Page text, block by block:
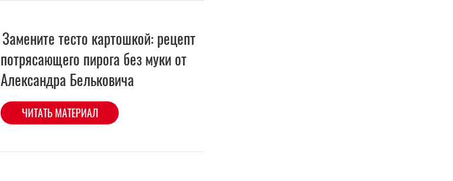
Замените тесто картошкой: рецепт
потрясающего пирога без муки от
Александра Бельковича
ЧИТАТЬ МАТЕРИАЛ